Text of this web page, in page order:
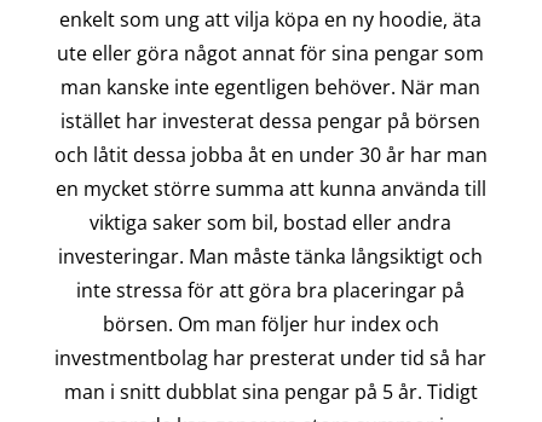
enkelt som ung att vilja köpa en ny hoodie, äta
ute eller göra något annat för sina pengar som
man kanske inte egentligen behöver. När man
istället har investerat dessa pengar på börsen
och låtit dessa jobba åt en under 30 år har man
en mycket större summa att kunna använda till
viktiga saker som bil, bostad eller andra
investeringar. Man måste tänka långsiktigt och
inte stressa för att göra bra placeringar på
börsen. Om man följer hur index och
investmentbolag har presterat under tid så har
man i snitt dubblat sina pengar på 5 år. Tidigt